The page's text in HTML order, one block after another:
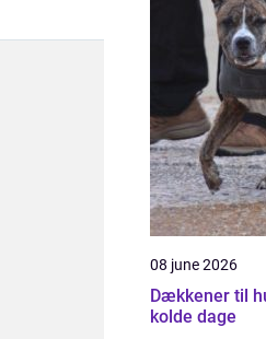
08 june 2026
Dækkener til
kolde dage